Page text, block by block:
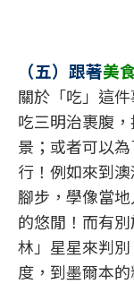
（五）跟著美
關於「吃」這
吃三明治裹腹
景；或者可以
行！例如來到
腳步，學像當
的悠閒！而有
林」星星來判
度，到墨爾本